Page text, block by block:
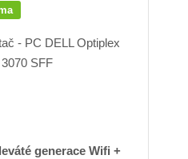
generace Wifi +